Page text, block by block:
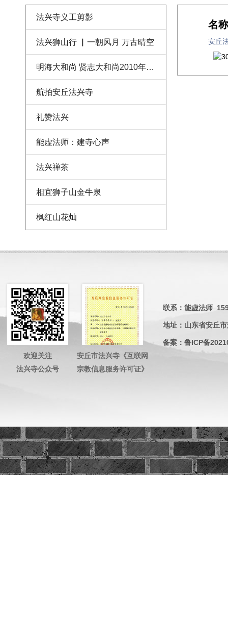
名
安丘
法兴寺义工剪影
法兴狮山行 ▏一朝风月 万古晴空
明海大和尚 贤志大和尚2010年法兴寺恢复重建奠基仪式上的开示讲话
航拍安丘法兴寺
礼赞法兴
能虚法师：建寺心声
法兴禅茶
相宜狮子山金牛泉
枫红山花灿
欢迎关注
法兴寺公众号
安丘市法兴寺《互联网
宗教信息服务许可证》
联系：能虚法师
地址：山东省安丘
备案： 鲁ICP备